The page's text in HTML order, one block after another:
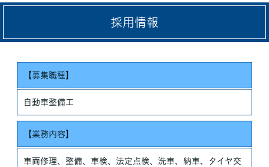
採用情報
【募集職種】
自動車整備工
【業務内容】
車両修理、整備、車検、法定点検、洗車、納車、タイヤ交